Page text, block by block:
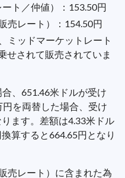
ト／仲値）：153.50円
売レート）：154.50円
ミッドマーケットレート
せされて販売されていま
、651.46米ドルが受け
を両替した場合、受け
ます。差額は4.33米ドル
算すると664.65円となり
売レート）に含まれた為